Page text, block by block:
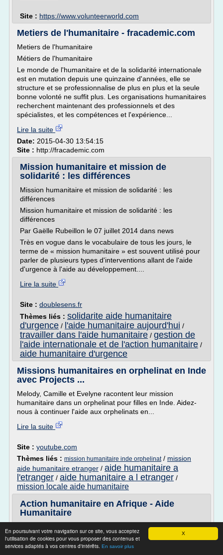
X
En poursuivant votre navigation sur ce site, vous acceptez
l'utilisation de cookies pour vous proposer des contenus et
services adaptés à vos centres d'intérêts. En savoir plus
Site : https://www.volunteerworld.com
Metiers de l'humanitaire - fracademic.com
Metiers de l'humanitaire
Métiers de l'humanitaire
Le monde de l'humanitaire et de la solidarité internationale
est en mutation depuis une quinzaine d'années, elle se
structure et se professionnalise de plus en plus et la seule
bonne volonté ne suffit plus. Les organisations humanitaires
recherchent maintenant des professionnels et des
spécialistes, et les compétences et l'expérience...
Lire la suite
Date: 2015-04-30 13:54:15
Site : http://fracademic.com
Mission humanitaire et mission de
solidarité : les différences
Mission humanitaire et mission de solidarité : les
différences
Mission humanitaire et mission de solidarité : les
différences
Par Gaëlle Rubeillon le 07 juillet 2014 dans news
Très en vogue dans le vocabulaire de tous les jours, le
terme de « mission humanitaire » est souvent utilisé pour
parler de plusieurs types d'interventions allant de l'aide
d'urgence à l'aide au développement....
Lire la suite
Site : doublesens.fr
Thèmes liés : solidarite aide humanitaire
d'urgence / l'aide humanitaire aujourd'hui /
travailler dans l'aide humanitaire / gestion de
l'aide internationale et de l'action humanitaire /
aide humanitaire d'urgence
Missions humanitaires en orphelinat en Inde
avec Projects ...
Melody, Camille et Evelyne racontent leur mission
humanitaire dans un orphelinat pour filles en Inde. Aidez-
nous à continuer l'aide aux orphelinats en...
Lire la suite
Site : youtube.com
Thèmes liés : mission humanitaire inde orphelinat/ mission
aide humanitaire etranger / aide humanitaire a
l'etranger / aide humanitaire a l etranger /
mission locale aide humanitaire
Action humanitaire en Afrique - Aide
Humanitaire
Home Humanitaire à l'étranger Action humanitaire en
Afrique
Action humanitaire en Afrique